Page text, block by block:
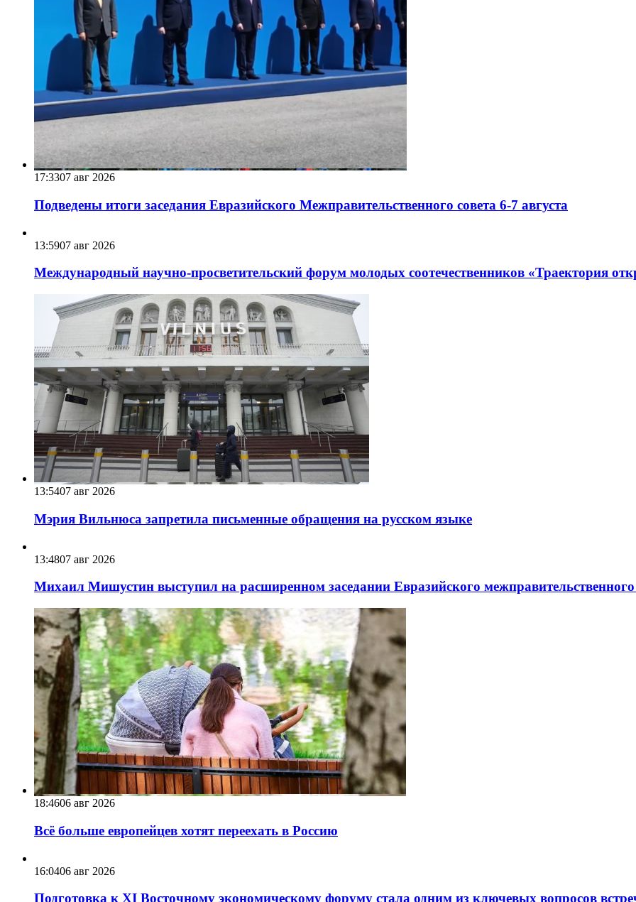
17:3307 авг 2026
Подведены итоги заседания Евразийского Межправительственного совета 6-7 августа
13:5907 авг 2026
Международный научно-просветительский форум молодых соотечественников «Траектория
13:5407 авг 2026
Мэрия Вильнюса запретила письменные обращения на русском языке
13:4807 авг 2026
Михаил Мишустин выступил на расширенном заседании Евразийского
18:4606 авг 2026
Всё больше европейцев хотят переехать в Россию
16:0406 авг 2026
Подготовка к XI Восточному экономическому форуму стала одним из ключевых вопросов